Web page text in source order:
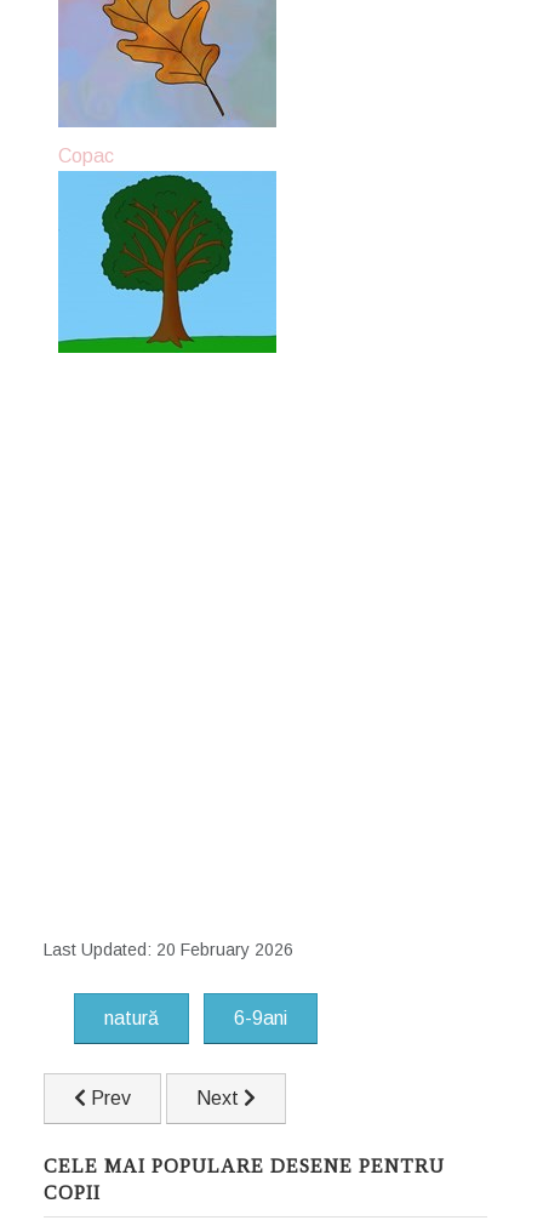
Copac
Last Updated: 20 February 2026
natură 6-9ani
Previous article: Papagal
Prev Next article: Omulet de zapada simpatic
Next
CELE MAI POPULARE DESENE PENTRU
COPII